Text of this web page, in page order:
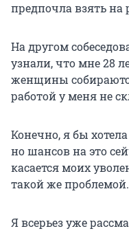
предпочла взять на
На другом
узнали, что мне 28
женщины
работой у меня не
Конечно, я бы
но шансов на это
касается моих
такой же проблемой.
Я всерьез уже